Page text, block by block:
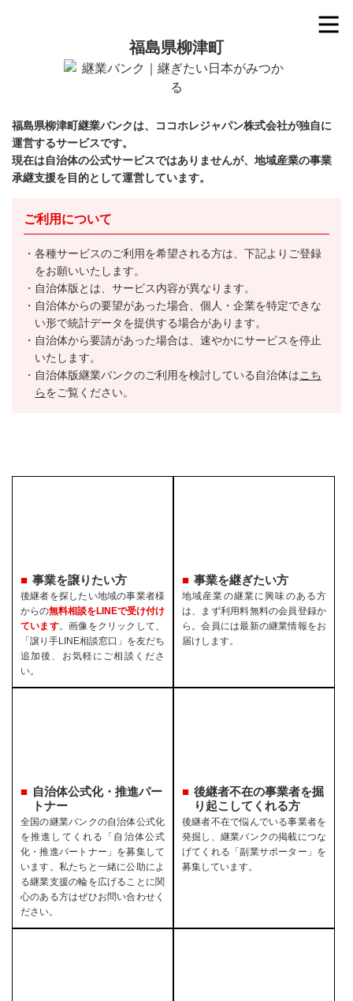
福島県柳津町
福島県柳津町継業バンクは、ココホレジャパン株式会社が独自に
運営するサービスです。
現在は自治体の公式サービスではありませんが、地域産業の事業
承継支援を目的として運営しています。
ご利用について
各種サービスのご利用を希望される方は、下記よりご登録
をお願いいたします。
自治体版とは、サービス内容が異なります。
自治体からの要望があった場合、個人・企業を特定できな
い形で統計データを提供する場合があります。
自治体から要請があった場合は、速やかにサービスを停止
いたします。
自治体版継業バンクのご利用を検討している自治体はこち
らをご覧ください。
事業を譲りたい方
後継者を探したい地域の事業者様
からの無料相談をLINEで受け付け
ています。画像をクリックして、
「譲り手LINE相談窓口」を友だち
追加後、お気軽にご相談くださ
い。
事業を継ぎたい方
地域産業の継業に興味のある方
は、まず利用料無料の会員登録か
ら。会員には最新の継業情報をお
届けします。
自治体公式化・推進パー
トナー
全国の継業バンクの自治体公式化
を推進してくれる「自治体公式
化・推進パートナー」を募集して
います。私たちと一緒に公助によ
る継業支援の輪を広げることに関
心のある方はぜひお問い合わせく
ださい。
後継者不在の事業者を掘
り起こしてくれる方
後継者不在で悩んでいる事業者を
発掘し、継業バンクの掲載につな
げてくれる「副業サポーター」を
募集しています。